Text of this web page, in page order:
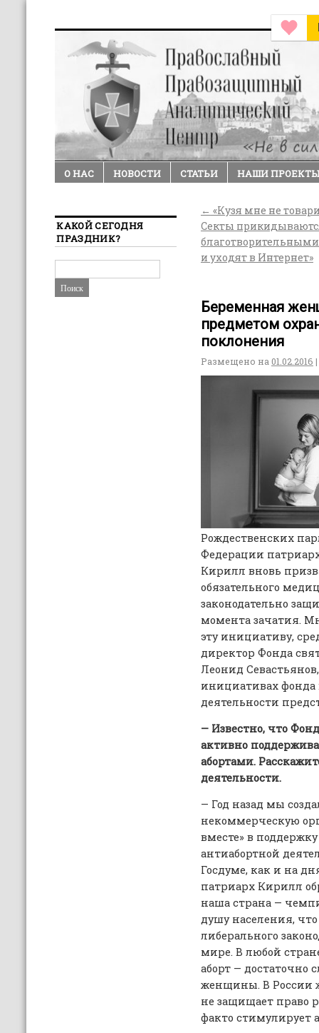
О НАС НОВОСТИ СТАТЬИ НАШИ
← «Кузя мне не
Секты
и уходят в Интернет»
Беременная
предметом
поклонения
Размещено на 01.02.2016 |
Рождественских
Федерации
Кирилл вновь
обязательного
законодательно
момента зачатия.
эту инициативу,
директор Фонда
Леонид
инициативах фонда
деятельности
— Известно, что
активно
абортами.
деятельности.
— Год назад мы
некоммерческую
вместе» в
антиабортной
Госдуме, как и на
патриарх Кирилл
наша страна —
душу населения,
либерального
мире. В любой
аборт — достаточно
женщины. В России
не защищает право
факто стимулирует
КАКОЙ СЕГОДНЯ
ПРАЗДНИК?